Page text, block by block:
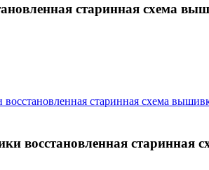
старинная схема
восстановленная старинная